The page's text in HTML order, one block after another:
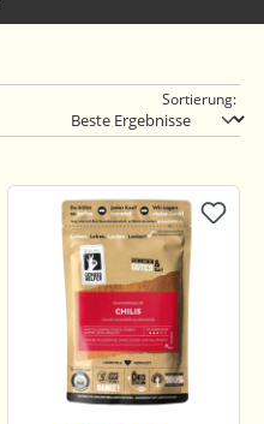
Sortierung: